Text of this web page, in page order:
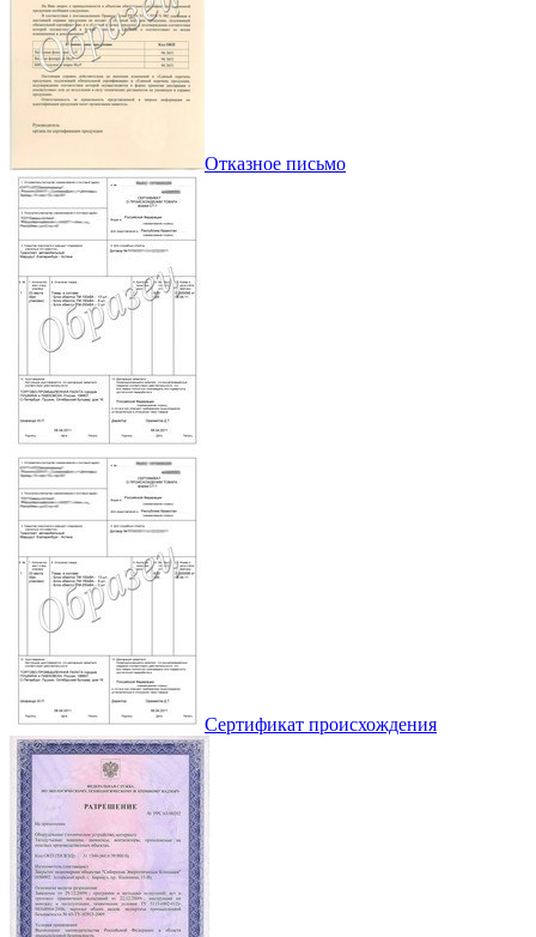
Отказное письмо
Сертификат происхождения